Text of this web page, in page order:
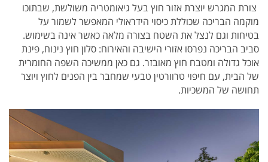
צורת המגרש יוצרת אזור חוץ בעל גיאומטריה משולשת, שבתוכו
מוקמה הבריכה שכוללת כיסוי הידראולי המאפשר לשמור על
בטיחות וגם לנצל את השטח בצורה מלאה כאשר אינה בשימוש.
סביב הבריכה נפרסו אזורי הישיבה והאירוח: סלון חוץ נינוח, פינת
אוכל גדולה ומטבח חוץ מאובזר. גם כאן ממשיכה השפה החומרית
של הבית, עם חיפוי טרוורטין טבעי שמחבר בין הפנים לחוץ ויוצר
תחושה של המשכיות.